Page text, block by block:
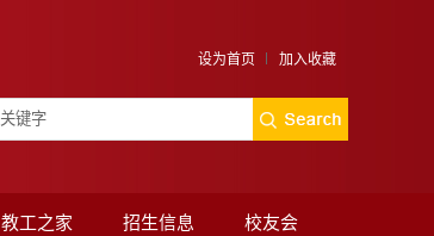
设为首页 加入收藏
教工之家 招生信息 校友会